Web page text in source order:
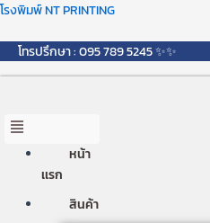
Skip
content
โรงพิมพ์ NT PRINTING
โทรปรึกษา : 095 789 5245 ✨✨
Menu
หน้า
เเรก
สินค้า